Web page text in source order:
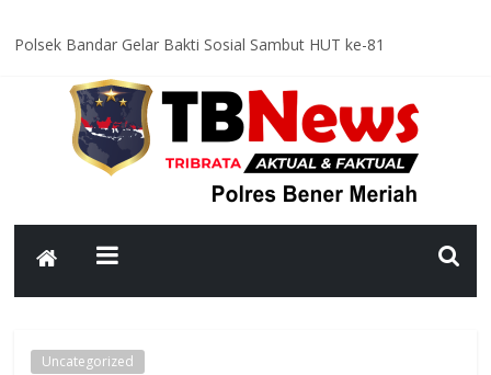
Polsek Bandar Gelar Bakti Sosial Sambut HUT ke-81
Satlantas Polres Bener Meriah Intensifkan Patroli Malam, Cegah
Balap Liar dan Tekan Angka Kecelakaan
Asah Kemampuan Personel, Polres Bener Meriah Gelar Latihan
Dalmas Tingkatkan Kesiapsiagaan Hadapi Gangguan Kamtibmas
Patroli Malam Polsek Wih Pesam Intensifkan Antisipasi
Ajak Warga Tingkatkan Kewaspadaan dan Jaga Kamtibmas
Uncategorized